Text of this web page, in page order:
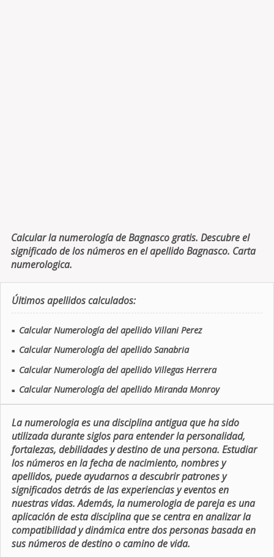
Calcular la numerología de Bagnasco gratis. Descubre el
significado de los números en el apellido Bagnasco. Carta
numerologica.
Últimos apellidos calculados:
■ Calcular Numerología del apellido Villani Perez
■ Calcular Numerología del apellido Sanabria
■ Calcular Numerología del apellido Villegas Herrera
■ Calcular Numerología del apellido Miranda Monroy
La numerologia es una disciplina antigua que ha sido
utilizada durante siglos para entender la personalidad,
fortalezas, debilidades y destino de una persona. Estudiar
los números en la fecha de nacimiento, nombres y
apellidos, puede ayudarnos a descubrir patrones y
significados detrás de las experiencias y eventos en
nuestras vidas. Además, la numerologia de pareja es una
aplicación de esta disciplina que se centra en analizar la
compatibilidad y dinámica entre dos personas basada en
sus números de destino o camino de vida.